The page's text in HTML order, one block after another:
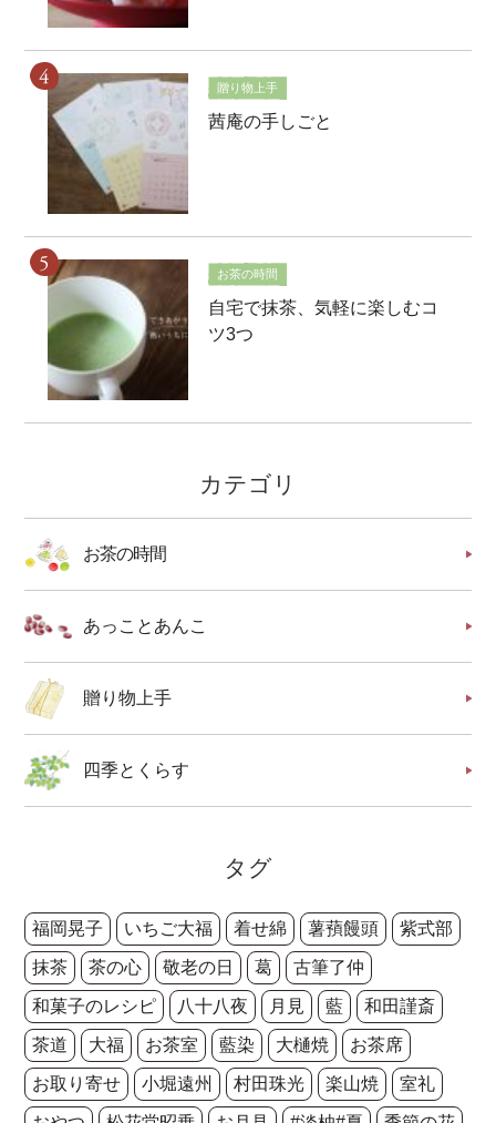
贈り物上手
茜庵の手しごと
お茶の時間
自宅で抹茶、気軽に楽しむコ
ツ3つ
カテゴリ
お茶の時間
あっことあんこ
贈り物上手
四季とくらす
タグ
福岡晃子 いちご大福 着せ綿 薯蕷饅頭 紫式部
抹茶 茶の心 敬老の日 葛 古筆了仲
和菓子のレシピ 八十八夜 月見 藍 和田謹斎
茶道 大福 お茶室 藍染 大樋焼 お茶席
お取り寄せ 小堀遠州 村田珠光 楽山焼 室礼